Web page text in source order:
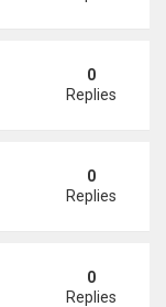
viếng vợ cũ ..
0
Replies
bạn trai trên du
0
Replies
điển trai0
Replies